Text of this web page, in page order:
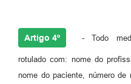
Artigo 4º - Todo
rotulado com: nome do
nome do paciente, número de